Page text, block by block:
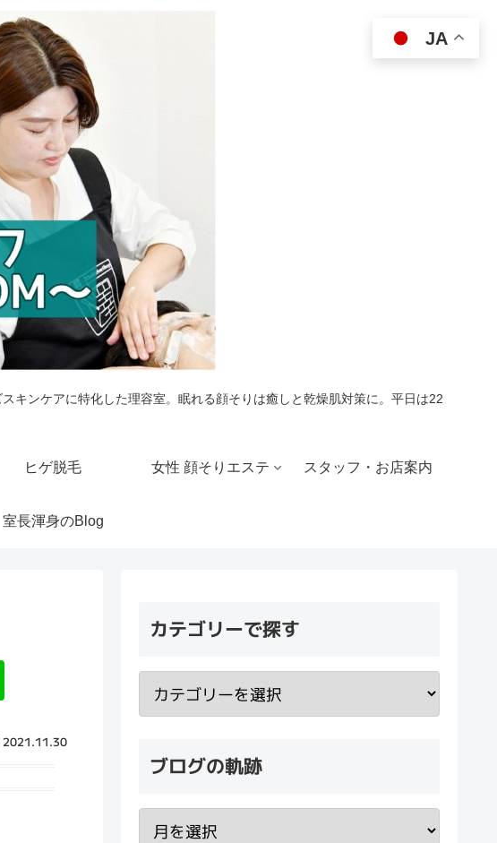
キンケアに特化した理容室。眠れる顔そりは癒しと乾燥肌対策に。平日は22
ヒゲ脱毛 女性 顔そりエステ スタッフ・お店案内
室長渾身のBlog
2021.11.30
カテゴリーで探す
ブログの軌跡
JA